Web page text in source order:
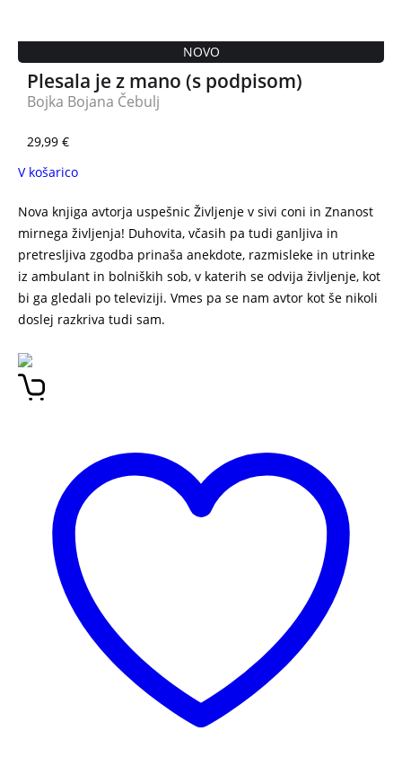
NOVO
Plesala je z mano (s podpisom)
Bojka Bojana Čebulj
29,99 €
V košarico
Nova knjiga avtorja uspešnic Življenje v sivi coni in Znanost
mirnega življenja! Duhovita, včasih pa tudi ganljiva in
pretresljiva zgodba prinaša anekdote, razmisleke in utrinke
iz ambulant in bolniških sob, v katerih se odvija življenje, kot
bi ga gledali po televiziji. Vmes pa se nam avtor kot še nikoli
doslej razkriva tudi sam.